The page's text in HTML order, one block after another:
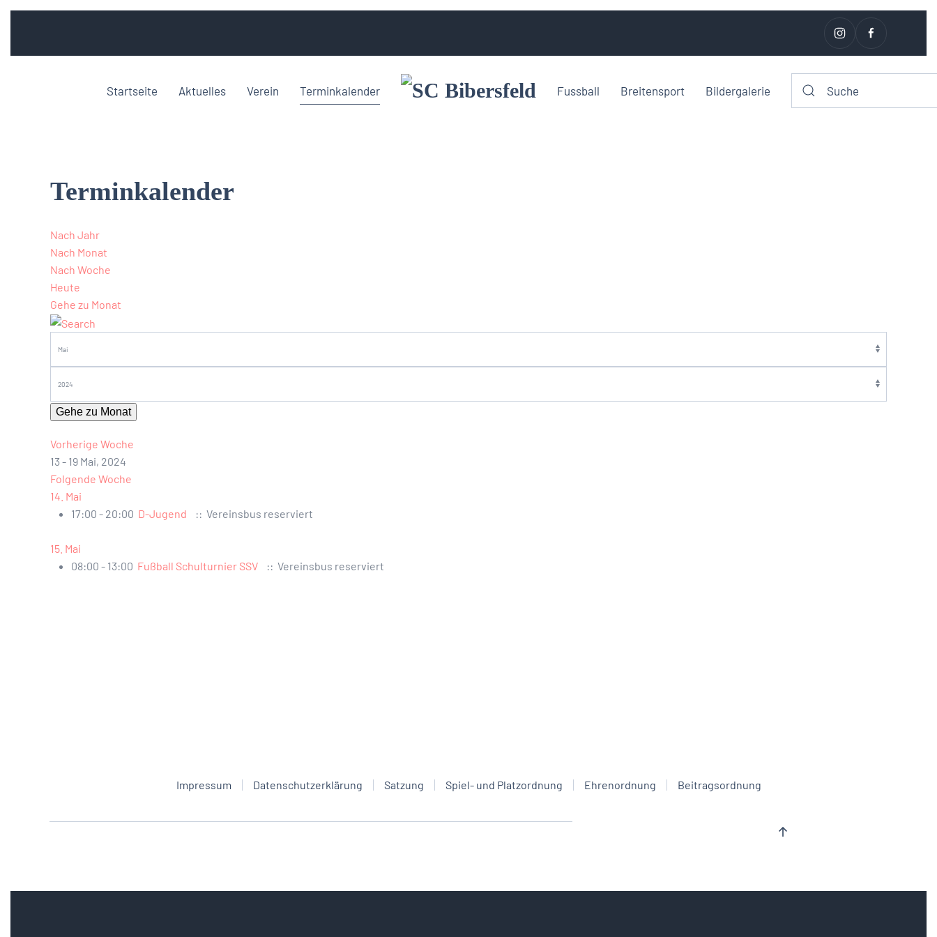
Startseite Aktuelles Verein Terminkalender Fussball Breitensport Bildergalerie
Terminkalender
Nach Jahr
Nach Monat
Nach Woche
Heute
Gehe zu Monat
Gehe zu Monat
Vorherige Woche
13 - 19 Mai, 2024
Folgende Woche
14. Mai
17:00 - 20:00 D-Jugend :: Vereinsbus reserviert
15. Mai
08:00 - 13:00 Fußball Schulturnier SSV :: Vereinsbus reserviert
Impressum Datenschutzerklärung Satzung Spiel- und Platzordnung Ehrenordnung Beitragsordnung